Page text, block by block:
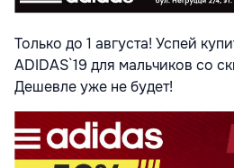
Только до 1 августа! Успей
ADIDAS`19 для мальчиков со
Дешевле уже не будет!